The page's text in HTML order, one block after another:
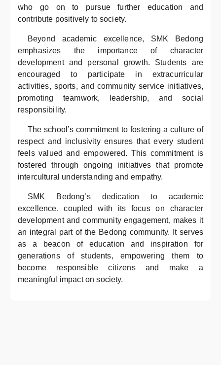
who go on to pursue further education and
contribute positively to society.
Beyond academic excellence, SMK Bedong
emphasizes the importance of character
development and personal growth. Students are
encouraged to participate in extracurricular
activities, sports, and community service initiatives,
promoting teamwork, leadership, and social
responsibility.
The school’s commitment to fostering a culture of
respect and inclusivity ensures that every student
feels valued and empowered. This commitment is
fostered through ongoing initiatives that promote
intercultural understanding and empathy.
SMK Bedong’s dedication to academic
excellence, coupled with its focus on character
development and community engagement, makes it
an integral part of the Bedong community. It serves
as a beacon of education and inspiration for
generations of students, empowering them to
become responsible citizens and make a
meaningful impact on society.